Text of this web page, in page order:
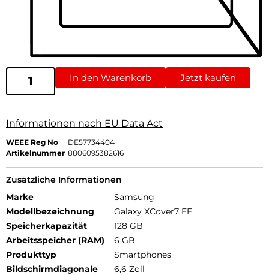
In den Warenkorb Jetzt kaufen
Informationen nach EU Data Act
WEEE Reg No
DE57734404
Artikelnummer 8806095382616
Zusätzliche Informationen
Marke
Samsung
Modellbezeichnung
Galaxy XCover7 EE
Speicherkapazität
128 GB
Arbeitsspeicher (RAM)
6 GB
Produkttyp
Smartphones
Bildschirmdiagonale
6,6 Zoll